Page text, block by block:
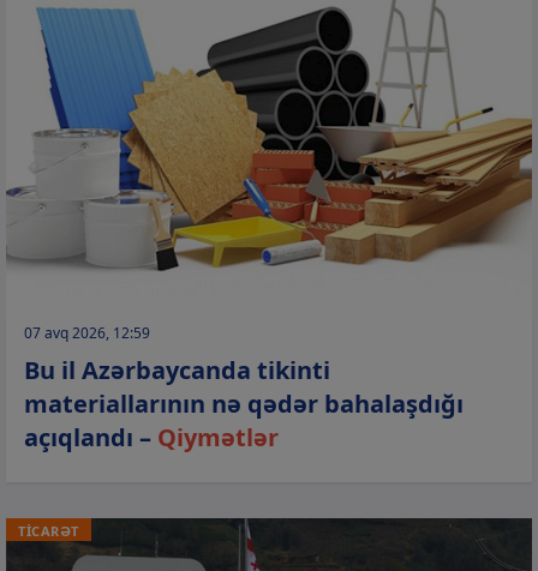
07 avq 2026, 12:59
Bu il Azərbaycanda tikinti
materiallarının nə qədər bahalaşdığı
açıqlandı – Qiymətlər
TİCARƏT